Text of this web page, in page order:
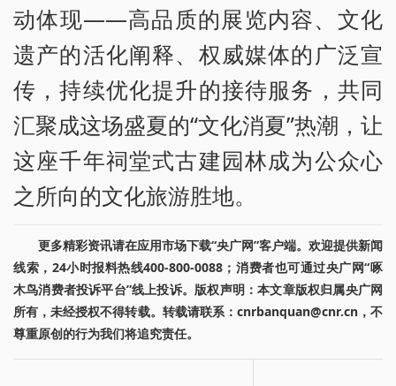
动体现——高品质的展览内容、文化
遗产的活化阐释、权威媒体的广泛宣
传，持续优化提升的接待服务，共同
汇聚成这场盛夏的“文化消夏”热潮，让
这座千年祠堂式古建园林成为公众心
之所向的文化旅游胜地。
更多精彩资讯请在应用市场下载“央广网”客户端。欢迎提供新闻
线索，24小时报料热线400-800-0088；消费者也可通过央广网“啄
木鸟消费者投诉平台”线上投诉。版权声明：本文章版权归属央广网
所有，未经授权不得转载。转载请联系：cnrbanquan@cnr.cn，不
尊重原创的行为我们将追究责任。